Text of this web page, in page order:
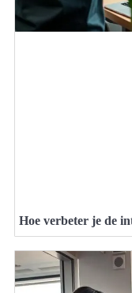
Hoe verbeter je de